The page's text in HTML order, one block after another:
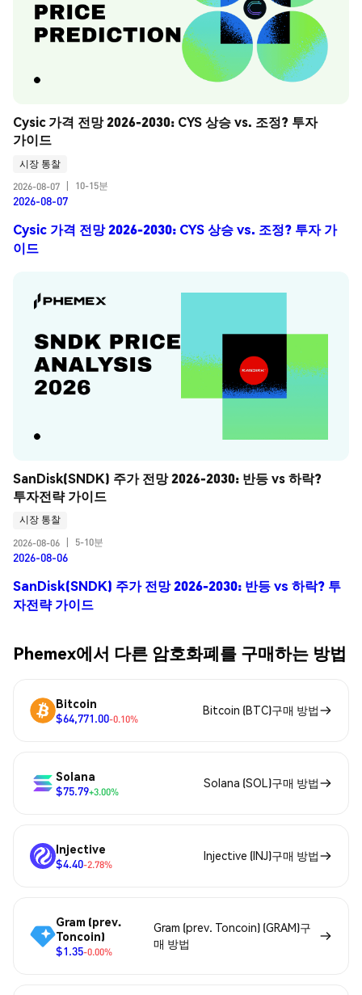
Cysic 가격 전망 2026-2030: CYS 상승 vs. 조정? 투자
가이드
시장 통찰
2026-08-07
10-15분
2026-08-07
Cysic 가격 전망 2026-2030: CYS 상승 vs. 조정? 투자 가
이드
SanDisk(SNDK) 주가 전망 2026-2030: 반등 vs 하락?
투자전략 가이드
시장 통찰
2026-08-06
5-10분
2026-08-06
SanDisk(SNDK) 주가 전망 2026-2030: 반등 vs 하락? 투
자전략 가이드
Phemex에서 다른 암호화폐를 구매하는 방법
Bitcoin
$64,771.00-0.10%
Bitcoin (BTC)구매 방법
Solana
$75.79+3.00%
Solana (SOL)구매 방법
Injective
$4.40-2.78%
Injective (INJ)구매 방법
Gram (prev.
Toncoin)
$1.35-0.00%
Gram (prev. Toncoin) (GRAM)구
매 방법